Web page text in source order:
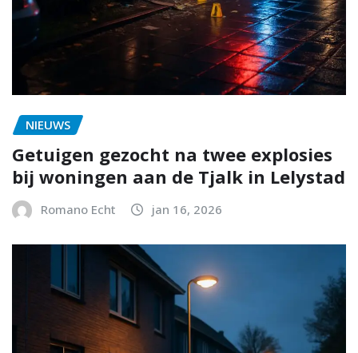
NIEUWS
Getuigen gezocht na twee explosies
bij woningen aan de Tjalk in Lelystad
Romano Echt jan 16, 2026